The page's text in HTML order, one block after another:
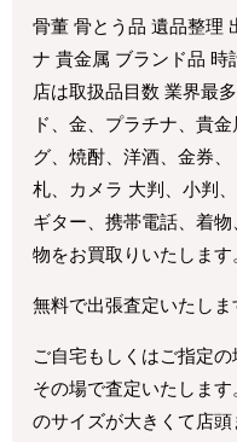
骨董 骨とう品 遺品整理
ナ 貴金属 ブランド品 時
店は取扱品目数 業界最
ド、金、プラチナ、貴
グ、焼酎、洋酒、金券
札、カメラ 大判、小判
ギター、携帯電話、着
物をお買取りいたします
無料で出張査定いたしま
ご自宅もしくはご指定
その場で査定いたしま
のサイズが大きくて店